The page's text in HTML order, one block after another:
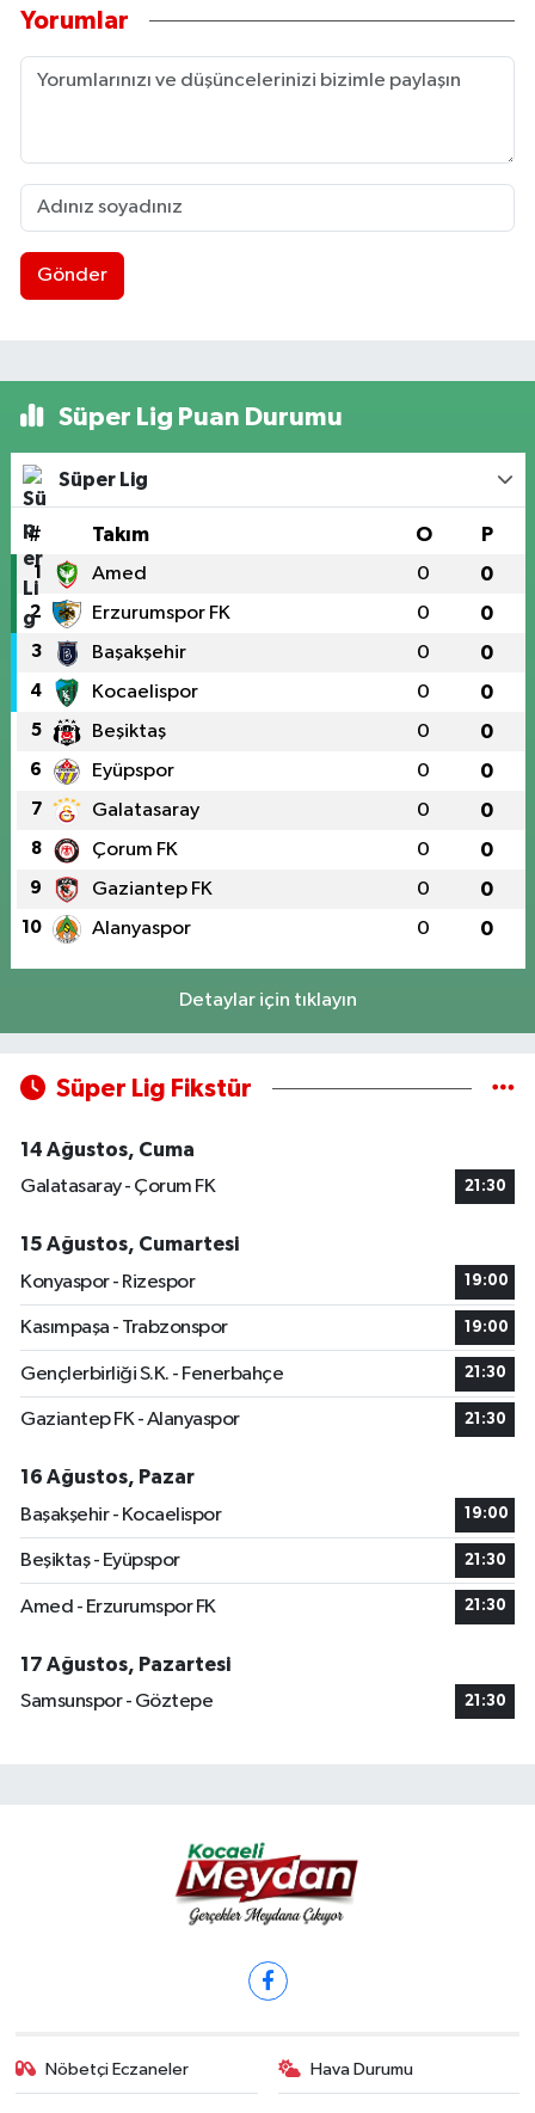
Yorumlar
Gönder
Süper Lig Puan Durumu
Süper Lig
# Takım O P
1 Amed 0 0
2 Erzurumspor FK 0 0
3 Başakşehir 0 0
4 Kocaelispor 0 0
5 Beşiktaş 0 0
6 Eyüpspor 0 0
7 Galatasaray 0 0
8 Çorum FK 0 0
9 Gaziantep FK 0 0
10 Alanyaspor 0 0
Detaylar için tıklayın
Süper Lig Fikstür
14 Ağustos, Cuma
Galatasaray - Çorum FK
21:30
15 Ağustos, Cumartesi
Konyaspor - Rizespor
19:00
Kasımpaşa - Trabzonspor 19:00
Gençlerbirliği S.K. - Fenerbahçe 21:30
Gaziantep FK - Alanyaspor 21:30
16 Ağustos, Pazar
Başakşehir - Kocaelispor
19:00
Beşiktaş - Eyüpspor 21:30
Amed - Erzurumspor FK 21:30
17 Ağustos, Pazartesi
Samsunspor - Göztepe
21:30
Nöbetçi Eczaneler Hava Durumu